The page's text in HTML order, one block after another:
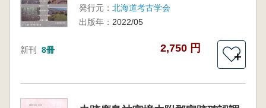
発行元： 北海道考古学会
出版年： 2022/05
新刊 8冊 2,750 円
＋